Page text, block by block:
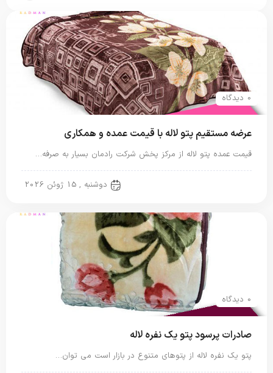
0 دیدگاه
عرضه مستقیم پتو لاله با قیمت عمده و همکاری
قیمت عمده پتو لاله از مرکز پخش شرکت رادمان بسیار به صرفه…
دوشنبه , 15 ژوئن 2026
0 دیدگاه
صادرات پرسود پتو یک نفره لاله
پتو یک نفره لاله از پتوهای متنوع در بازار است می توان…